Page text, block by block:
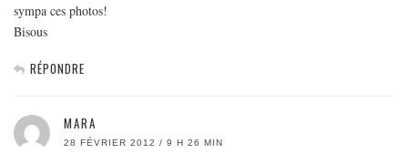
sympa ces photos!
Bisous
RÉPONDRE
MARA
28 FÉVRIER 2012 / 9 H 26 MIN